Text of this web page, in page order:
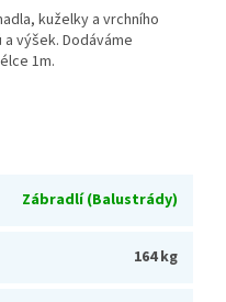
kuželky a vrchního
výšek. Dodáváme
1m.
Zábradlí (Balustrády)
164 kg